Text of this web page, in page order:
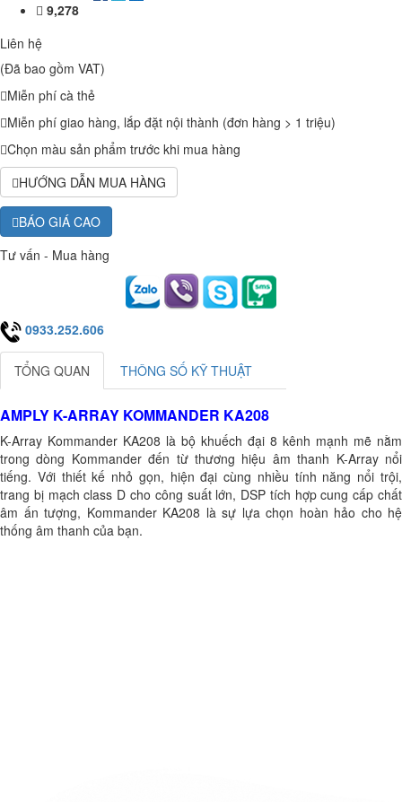
9,278
Liên hệ
(Đã bao gồm VAT)
Miễn phí cà thẻ
Miễn phí giao hàng, lắp đặt nội thành (đơn hàng > 1 triệu)
Chọn màu sản phẩm trước khi mua hàng
HƯỚNG DẪN MUA HÀNG
BÁO GIÁ CAO
Tư vấn - Mua hàng
0933.252.606
TỔNG QUAN THÔNG SỐ KỸ THUẬT
AMPLY K-ARRAY KOMMANDER KA208
K-Array Kommander KA208 là bộ khuếch đại 8 kênh mạnh mẽ nằm
trong dòng Kommander đến từ thương hiệu âm thanh K-Array nổi
tiếng. Với thiết kế nhỏ gọn, hiện đại cùng nhiều tính năng nổi trội,
trang bị mạch class D cho công suất lớn, DSP tích hợp cung cấp chất
âm ấn tượng, Kommander KA208 là sự lựa chọn hoàn hảo cho hệ
thống âm thanh của bạn.